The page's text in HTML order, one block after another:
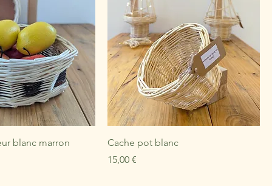
blanc marron
Cache pot blanc
Prix
15,00 €